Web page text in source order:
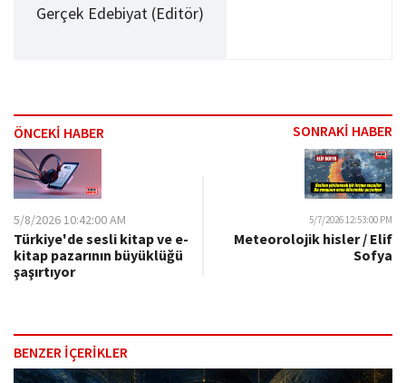
Gerçek Edebiyat (Editör)
ÖNCEKİ HABER SONRAKİ HABER
5/8/2026 10:42:00 AM
Türkiye'de sesli kitap ve e-
kitap pazarının büyüklüğü
şaşırtıyor
5/7/2026 12:53:00 PM
Meteorolojik hisler / Elif
Sofya
BENZER İÇERİKLER